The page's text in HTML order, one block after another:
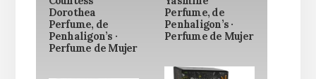
Dorothea
Perfume, de
Penhaligon’s ·
Perfume de Mujer
Perfume, de
Penhaligon’s ·
Perfume de Mujer